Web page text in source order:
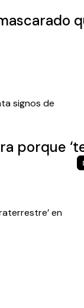
signos de
porque
en